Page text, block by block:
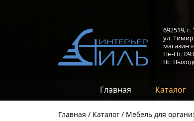
692519,
ул.
магазин
Пн-Пт:
Вс:
Главная Каталог
Главная Каталог Мебель для